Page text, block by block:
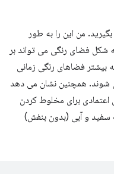
من این را به طور
شکل فضای رنگی می تواند بر
بیشتر فضاهای رنگی زمانی
شوند. همچنین نشان می دهد
برای مخلوط کردن
سفید و آبی (بدون بنفش)